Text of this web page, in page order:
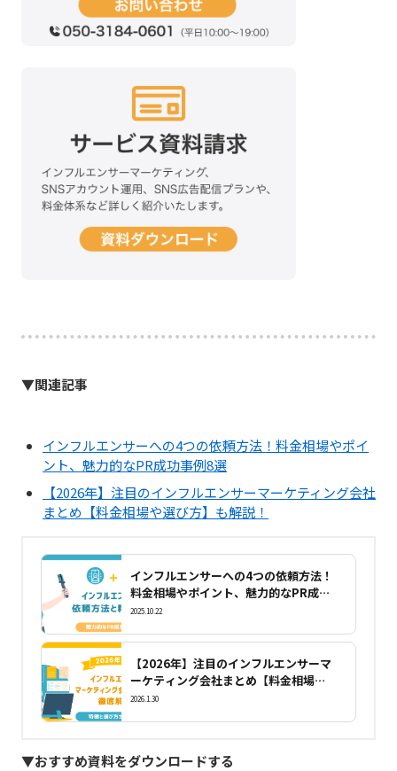
▼関連記事
インフルエンサーへの4つの依頼方法！料金相場やポイ
ント、魅力的なPR成功事例8選
【2026年】注目のインフルエンサーマーケティング会社
まとめ【料金相場や選び方】も解説！
インフルエンサーへの4つの依頼方法！
料金相場やポイント、魅力的なPR成功
事例8選
2025.10.22
【2026年】注目のインフルエンサーマ
ーケティング会社まとめ【料金相場や
選び方】も解説！
2026.1.30
▼おすすめ資料をダウンロードする